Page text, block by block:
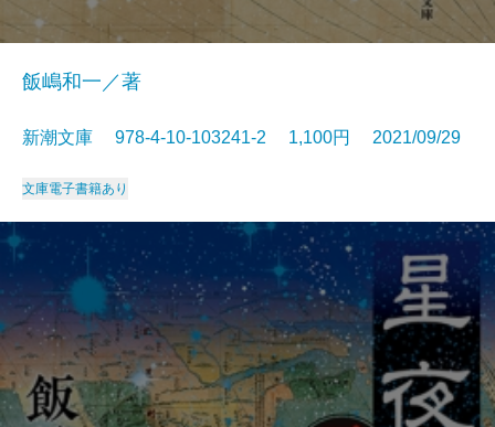
飯嶋和一／著
新潮文庫 978-4-10-103241-2 1,100円 2021/09/29
文庫電子書籍あり